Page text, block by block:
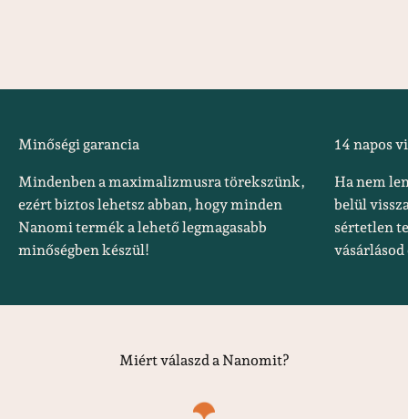
Minőségi garancia
Mindenben a maximalizmusra törekszünk,
ezért biztos lehetsz abban, hogy minden
Nanomi termék a lehető legmagasabb
minőségben készül!
14 napos
Ha nem
belül
sértetlen
vásárlásod
Miért válaszd a Nanomit?